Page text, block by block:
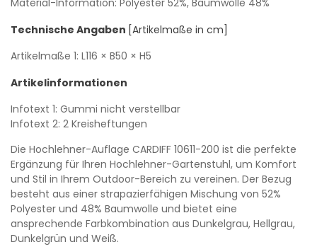
Material-Information: Polyester 52%, Baumwolle 48%
Technische Angaben [Artikelmaße in cm]
Artikelmaße 1: L116 × B50 × H5
Artikelinformationen
Infotext 1: Gummi nicht verstellbar
Infotext 2: 2 Kreisheftungen
Die Hochlehner-Auflage CARDIFF 10611-200 ist die perfekte
Ergänzung für Ihren Hochlehner-Gartenstuhl, um Komfort
und Stil in Ihrem Outdoor-Bereich zu vereinen. Der Bezug
besteht aus einer strapazierfähigen Mischung von 52%
Polyester und 48% Baumwolle und bietet eine
ansprechende Farbkombination aus Dunkelgrau, Hellgrau,
Dunkelgrün und Weiß.